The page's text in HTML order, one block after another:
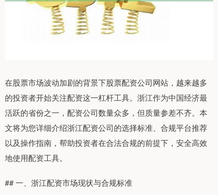
在股票市场波动加剧的背景下股票配资公司网站，越来越多
的投资者开始关注配资这一杠杆工具。浙江作为中国经济最
活跃的省份之一，配资公司数量众多，但质量参差不齐。本
文将为您详细介绍浙江配资公司的选择标准、合规平台推荐
以及操作指南，帮助投资者在合法合规的前提下，安全高效
地使用配资工具。
## 一、浙江配资市场现状与合规标准